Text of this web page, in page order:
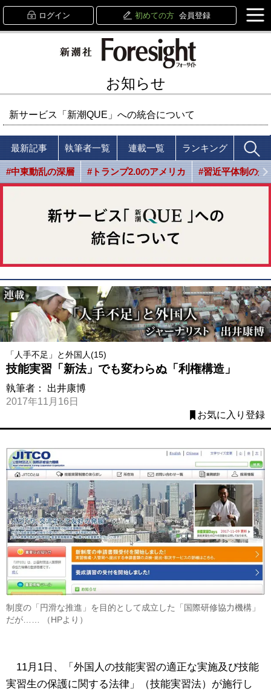
ログイン 初めての方 会員登録
お知らせ
新サービス「新潮QUE」への統合について
最新記事 執筆者一覧 連載一覧 ランキング
#中東動乱の深層 #トランプ2.0のアメリカ #習近平体制の光
「人手不足」と外国人(15)
技能実習「新法」でも変わらぬ「利権構造」
執筆者： 出井康博
2017年11月16日
お気に入り登録
制度の「円滑な推進」を目的として成立した「国際研修協力機構」
だが…… （HPより）
11月1日、「外国人の技能実習の適正な実施及び技能
実習生の保護に関する法律」（技能実習法）が施行し